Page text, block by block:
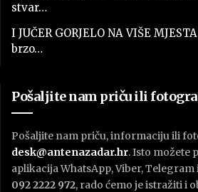
stvar…
I JUČER GORJELO NA VIŠE
brzo…
Pošaljite nam priču ili
Pošaljite nam priču, informaciju ili
desk@antenazadar.hr. Isto možete
aplikacija WhatsApp, Viber,
092 2222 972, rado ćemo je istražiti i